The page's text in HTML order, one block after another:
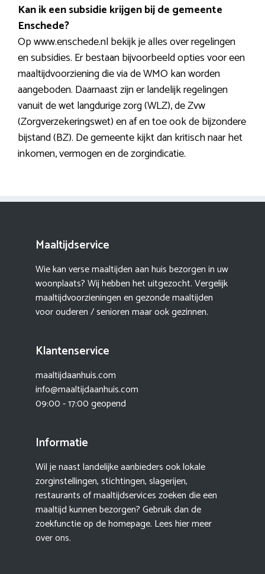
Kan ik een subsidie krijgen bij de gemeente
Enschede?
Op www.enschede.nl bekijk je alles over regelingen
en subsidies. Er bestaan bijvoorbeeld opties voor een
maaltijdvoorziening die via de WMO kan worden
aangeboden. Daarnaast zijn er landelijk regelingen
vanuit de wet langdurige zorg (WLZ), de Zvw
(Zorgverzekeringswet) en af en toe ook de bijzondere
bijstand (BZ). De gemeente kijkt dan kritisch naar het
inkomen, vermogen en de zorgindicatie.
Maaltijdservice
Wie kan verse maaltijden aan huis bezorgen in uw
woonplaats? Wij hebben het uitgezocht. Vergelijk
maaltijdvoorzieningen en gezonde maaltijden
voor ouderen / senioren maar ook gezinnen.
Klantenservice
maaltijdaanhuis.com
info@maaltijdaanhuis.com
09:00 - 17:00 geopend
Informatie
Wil je naast landelijke aanbieders ook lokale
zorginstellingen, stichtingen, slagerijen,
restaurants of maaltijdservices zoeken die een
maaltijd kunnen bezorgen? Gebruik dan de
zoekfunctie op de homepage. Lees hier meer
over ons.